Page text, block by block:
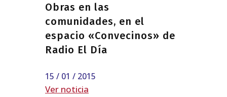
Obras en las
comunidades, en el
espacio «Convecinos» de
Radio El Día
15 / 01 / 2015
Ver noticia